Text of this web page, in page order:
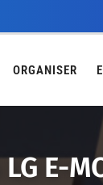
Agenda
ORGANISER
E-